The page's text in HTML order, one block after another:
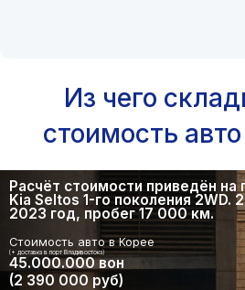
Из чего
стоимость
Расчёт стоимости приведён на
Kia Seltos 1-го поколения 2WD.
2023 год, пробег 17 000 км.
Стоимость авто в Корее
(+ доставка в порт Владивостока)
45.000.000 вон
(2 390 000 руб)